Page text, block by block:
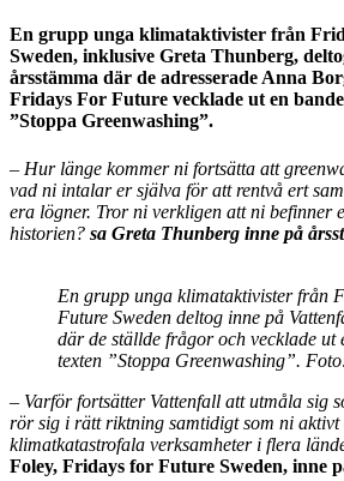
En grupp unga klimataktivister från
Sweden, inklusive Greta Thunberg,
årsstämma där de adresserade Anna
Fridays For Future vecklade ut en
”Stoppa Greenwashing”.
– Hur länge kommer ni fortsätta att
vad ni intalar er själva för att rentvå ert
era lögner. Tror ni verkligen att ni befinner
historien? sa Greta Thunberg inne på
En grupp unga klimataktivister från
Future Sweden deltog inne på
där de ställde frågor och vecklade ut
texten ”Stoppa Greenwashing”.
– Varför fortsätter Vattenfall att utmåla sig
rör sig i rätt riktning samtidigt som ni aktivt
klimatkatastrofala verksamheter i flera
Foley, Fridays for Future Sweden, inne